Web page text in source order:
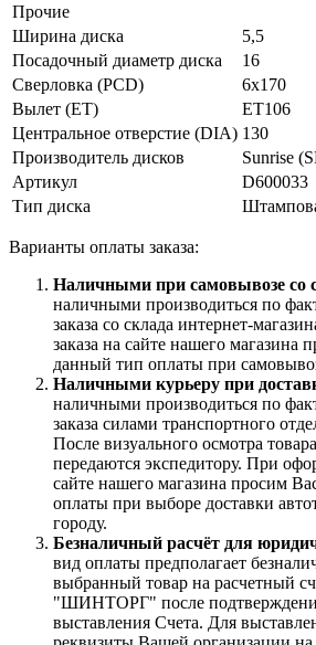
Прочие
Ширина диска
5,5
Посадочный диаметр диска
16
Сверловка (PCD)
6x170
Вылет (ET)
ET106
Центральное отверстие (DIA) 130
Производитель дисков
Sunrise
Артикул
D600033
Тип диска
Варианты оплаты заказа:
Наличными при самовывозе со
наличными производиться по
заказа со склада интернет-
заказа на сайте нашего магазина
данный тип оплаты при
Наличными курьеру при
наличными производиться по
заказа силами транспортного
После визуального осмотра
передаются экспедитору. При
сайте нашего магазина просим
оплаты при выборе доставки
городу.
Безналичный расчёт для
вид оплаты предполагает
выбранный товар на расчетный
"ШИНТОРГ" после
выставления Счета. Для